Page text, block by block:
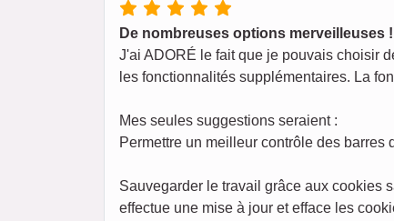
De nombreuses options merveilleuses !
J'ai ADORÉ le fait que je pouvais choisir
les fonctionnalités supplémentaires. La
Mes seules suggestions seraient :
Permettre un meilleur contrôle des
Sauvegarder le travail grâce aux cookies
effectue une mise à jour et efface les